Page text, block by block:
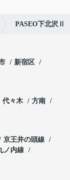
PASEO下北沢Ⅱ
新宿区
代々木
方南
京王井の頭線
ノ内線